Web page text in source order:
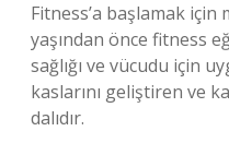
Fitness’a başlamak için
yaşından önce fitness
sağlığı ve vücudu için
kaslarını geliştiren ve
dalıdır.